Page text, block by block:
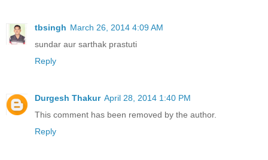
tbsingh March 26, 2014 4:09 AM
sundar aur sarthak prastuti
Reply
Durgesh Thakur April 28, 2014 1:40 PM
This comment has been removed by the author.
Reply